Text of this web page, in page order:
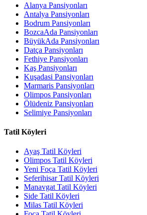
Alanya Pansiyonları
Antalya Pansiyonları
Bodrum Pansiyonları
BozcaAda Pansiyonları
BüyükAda Pansiyonları
Datça Pansiyonları
Fethiye Pansiyonları
Kaş Pansiyonları
Kuşadasi Pansiyonları
Marmaris Pansiyonları
Olimpos Pansiyonları
Ölüdeniz Pansiyonları
Selimiye Pansiyonları
Tatil Köyleri
Ayaş Tatil Köyleri
Olimpos Tatil Köyleri
Yeni Foça Tatil Köyleri
Seferihisar Tatil Köyleri
Manavgat Tatil Köyleri
Side Tatil Köyleri
Milas Tatil Köyleri